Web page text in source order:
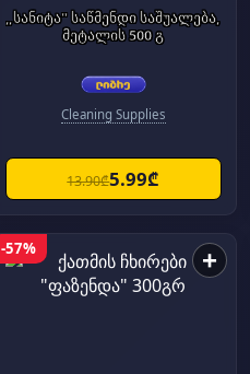
„სანიტა" საწმენდი საშუალება,
მეტალის 500 გ
Cleaning Supplies
13.90₾5.99₾
-57% +